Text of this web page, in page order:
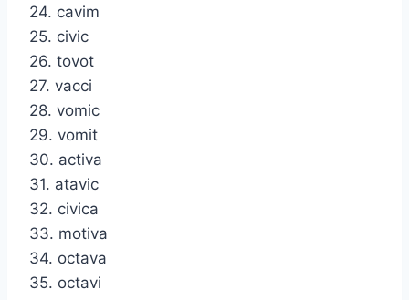
24. cavim
25. civic
26. tovot
27. vacci
28. vomic
29. vomit
30. activa
31. atavic
32. civica
33. motiva
34. octava
35. octavi